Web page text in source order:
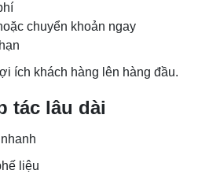
chuyển khoản ngay
ích khách hàng lên hàng đầu.
tác lâu dài
liệu